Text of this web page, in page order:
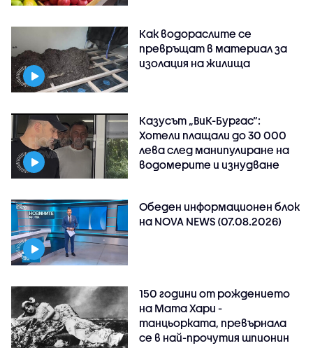
Как водораслите се
превръщат в материал за
изолация на жилища
Казусът „ВиК-Бургас“:
Хотели плащали до 30 000
лева след манипулиране на
водомерите и изнудване
Обеден информационен блок
на NOVA NEWS (07.08.2026)
150 години от рождението
на Мата Хари -
танцьорката, превърнала
се в най-прочутия шпионин